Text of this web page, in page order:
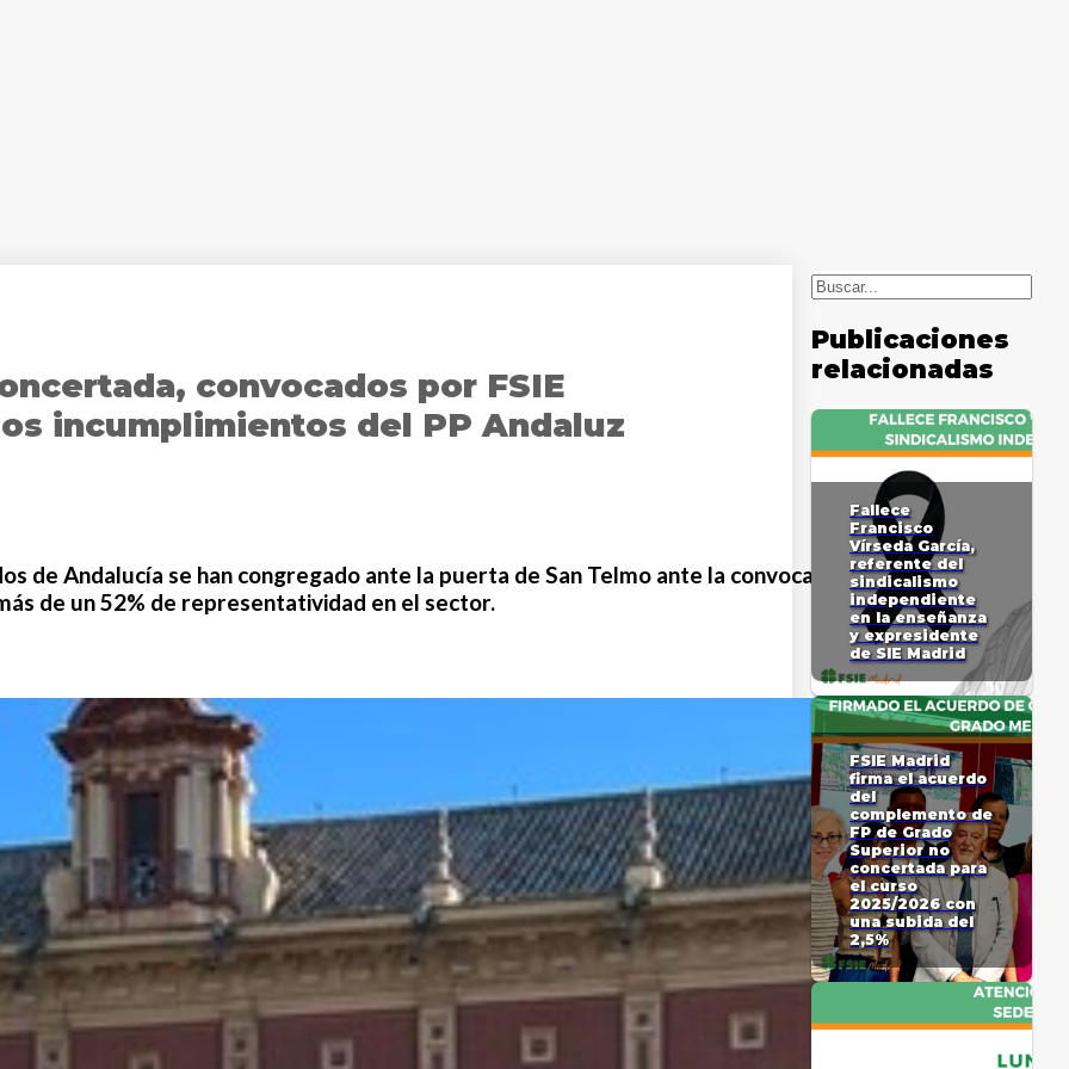
convocados por FSIE
incumplimientos del PP Andaluz
de Andalucía se han congregado ante la puerta de San Telmo ante la convocatoria
de un 52% de representatividad en el sector.
Buscar
Publicaciones
relacionadas
Fallece
Francisco
Vírseda García,
referente del
sindicalismo
independiente
en la enseñanza
y expresidente
de SIE Madrid
FSIE Madrid
firma el acuerdo
del
complemento de
FP de Grado
Superior no
concertada para
el curso
2025/2026 con
una subida del
2,5%